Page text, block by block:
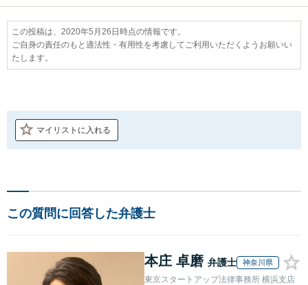
この投稿は、2020年5月26日時点の情報です。
ご自身の責任のもと適法性・有用性を考慮してご利用いただくようお願いい
たします。
マイリストに入れる
この質問に回答した弁護士
本庄 卓磨 弁護士 神奈川県
東京スタートアップ法律事務所 横浜支店